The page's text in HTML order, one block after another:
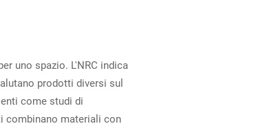
uno spazio. L'NRC indica
prodotti diversi sul
come studi di
combinano materiali con